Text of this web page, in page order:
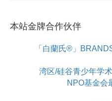
本站金牌合作伙伴
「白蘭氏®」
湾区/硅谷青少年学
NPO基金会